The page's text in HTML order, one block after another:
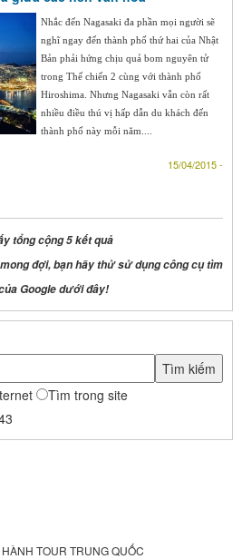
Nhắc đến Nagasaki đa phần mọi người sẽ
nghĩ ngay đến thành phố thứ hai của Nhật
Bản phải hứng chịu quả bom nguyên tử
trong Thế chiến 2 cùng với thành phố
Hiroshima. Nhưng Nagasaki vẫn còn rất
nhiều điều thú vị hấp dẫn du khách đến
thành phố này mỗi năm....
15/04/2015 -
tổng cộng 5 kết quả
đợi, bạn hãy thử sử dụng công cụ tìm
Google dưới đây!
Tìm trong site
TOUR TRUNG QUỐC